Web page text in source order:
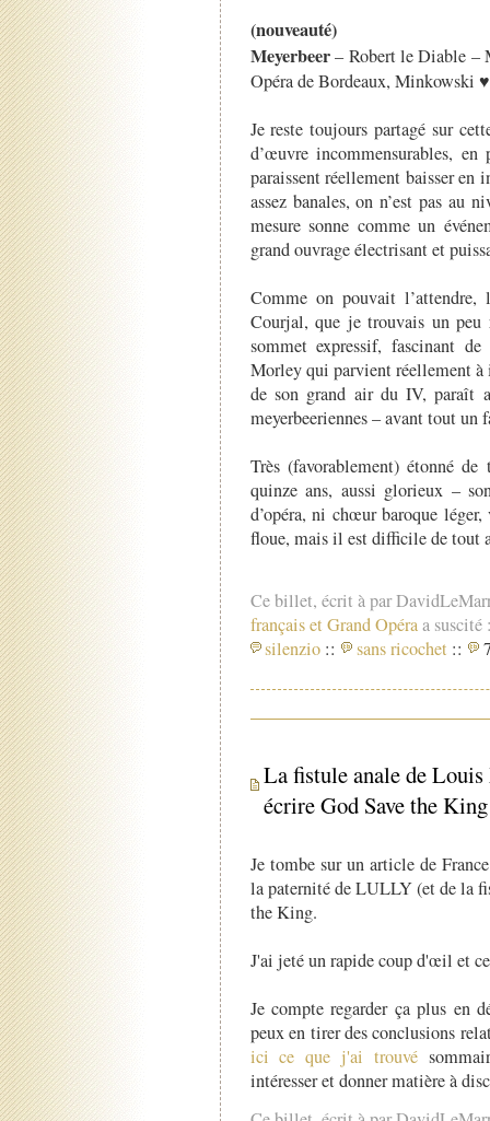
(nouveauté)
Meyerbeer– Robert le Diable –
Opéra de Bordeaux, Minkowski
Je reste toujours partagé sur
d’œuvre incommensurables,
paraissent réellement baisser en
assez banales, on n’est pas au
mesure sonne comme un
grand ouvrage électrisant et
Comme on pouvait l’attendre,
Courjal, que je trouvais un peu
sommet expressif, fascinant
Morley qui parvient réellement à
de son grand air du IV, paraît
meyerbeeriennes – avant tout un
Très (favorablement) étonné
quinze ans, aussi glorieux –
d’opéra, ni chœur baroque
floue, mais il est difficile de tout
Ce billet, écrit à par
français et Grand Opéraa suscité
silenzio :: sans ricochet ::
La fistule anale de
écrire God Save the
Je tombe sur un article de
la paternité de LULLY (et de la
the King.
J'ai jeté un rapide coup d'œil et
Je compte regarder ça plus en
peux en tirer des conclusions
ici ce que j'ai trouvé
intéresser et donner matière à